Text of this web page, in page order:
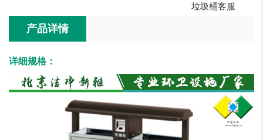
垃圾桶客服
产品详情
详细规格：